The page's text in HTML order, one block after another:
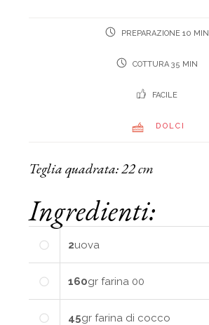
PREPARAZIONE 10 MIN
COTTURA 35 MIN
FACILE
DOLCI
Teglia quadrata: 22 cm
Ingredienti:
2uova
160gr farina 00
45gr farina di cocco